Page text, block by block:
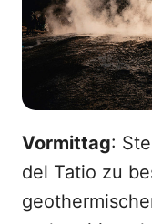
Vormittag:
del Tatio zu